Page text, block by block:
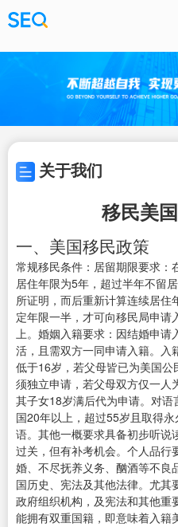
关于我们
移民美
一、美国移民政策
常规移民条件：居留期限要求：
居住年限为5年，超过半年不留
所证明，而后重新计算连续居
定年限一半，才可向移民局申
上。婚姻入籍要求：因结婚申请
活，且需双方一同申请入籍。入
低于16岁，若父母皆已为美国
须独立申请，若父母双方仅一人
其子女18岁满后代为申请。对
国20年以上，超过55岁且取得
语。其他一概要求具备初步听说
过关，但有补考机会。个人品行
婚、不尽抚养义务、酗酒等不良
国历史、宪法及其他法律。尤其
政府组织机构，及宪法和其他重
能拥有双重国籍，即意味着入籍